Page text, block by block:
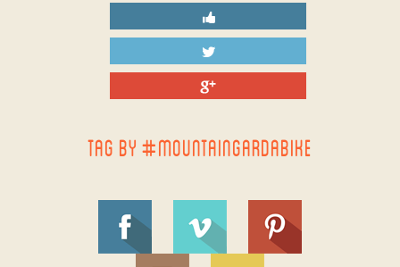
TAG BY #MOUNTAINGARDABIKE